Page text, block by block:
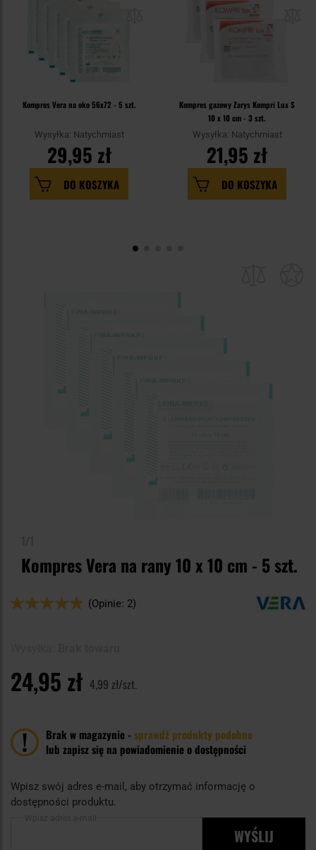
Kompres Vera na oko 56x72 - 5 szt.
Wysyłka: Natychmiast
29,95 zł
DO KOSZYKA
Kompres gazowy Zarys Kompri Lux S
10 x 10 cm - 3 szt.
Wysyłka: Natychmiast
21,95 zł
DO KOSZYKA
Kompres Vera na rany 10 x 10 cm - 5 szt.
Ocena:
(Opinie: 2)
24,95 zł 4,99 zł/szt.
Brak w magazynie -sprawdź produkty podobne
lub zapisz się na powiadomienie o dostępności
Wpisz swój adres e-mail, aby otrzymać informację o
dostępności produktu.
WYŚLIJ